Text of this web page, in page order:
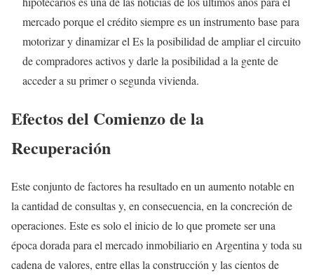
mercado porque el crédito siempre es un instrumento base para
motorizar y dinamizar el Es la posibilidad de ampliar el circuito
de compradores activos y darle la posibilidad a la gente de
acceder a su primer o segunda vivienda.
Efectos del Comienzo de la
Recuperación
Este conjunto de factores ha resultado en un aumento notable en
la cantidad de consultas y, en consecuencia, en la concreción de
operaciones. Este es solo el inicio de lo que promete ser una
época dorada para el mercado inmobiliario en Argentina y toda su
cadena de valores, entre ellas la construcción y las cientos de